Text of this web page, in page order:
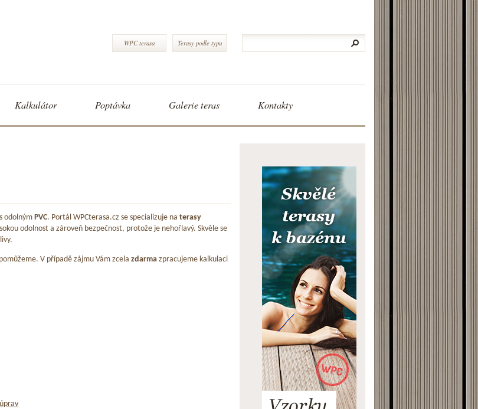
WPC terasa Terasy podle typu
Kalkulátor Poptávka Galerie teras Kontakty
odolným PVC. Portál WPCterasa.cz se specializuje na terasy
odolnost a zároveň bezpečnost, protože je nehořlavý. Skvěle se
V případě zájmu Vám zcela zdarma zpracujeme kalkulaci